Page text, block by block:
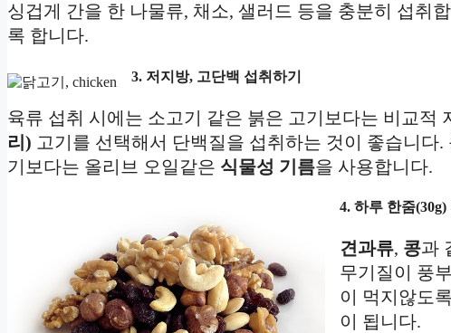
싱겁게 간을 한 나물류, 채소, 샐러드 등을 충분히 섭취
록 합니다.
3. 저지방, 고단백 섭취하기
육류 섭취 시에는 소고기 같은 붉은 고기보다는 비교적
리) 고기를 선택해서 단백질을 섭취하는 것이 좋습니
기보다는 올리브 오일같은 식물성 기름을 사용합니다.
4. 하루 한줌(30g)
견과류, 콩과
무기질이 풍
이 먹지않도
이 됩니다.